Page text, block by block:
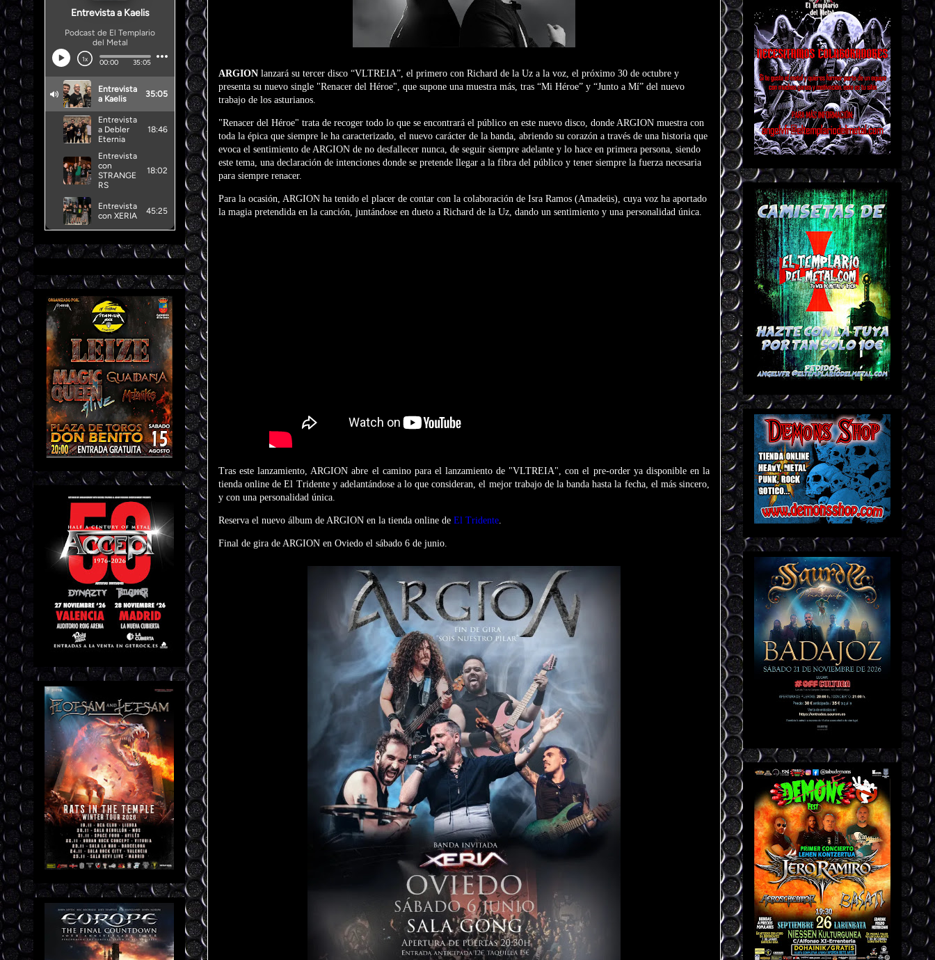
ARGION lanzará su tercer disco “VLTREIA”, el primero con Richard de la Uz a la voz, el próximo 30 de octubre y
presenta su nuevo single "Renacer del Héroe", que supone una muestra más, tras “Mi Héroe” y “Junto a Mí” del nuevo
trabajo de los asturianos.
"Renacer del Héroe" trata de recoger todo lo que se encontrará el público en este nuevo disco, donde ARGION muestra con
toda la épica que siempre le ha caracterizado, el nuevo carácter de la banda, abriendo su corazón a través de una historia que
evoca el sentimiento de ARGION de no desfallecer nunca, de seguir siempre adelante y lo hace en primera persona, siendo
este tema, una declaración de intenciones donde se pretende llegar a la fibra del público y tener siempre la fuerza necesaria
para siempre renacer.
Para la ocasión, ARGION ha tenido el placer de contar con la colaboración de Isra Ramos (Amadeüs), cuya voz ha aportado
la magia pretendida en la canción, juntándose en dueto a Richard de la Uz, dando un sentimiento y una personalidad única.
Tras este lanzamiento, ARGION abre el camino para el lanzamiento de "VLTREIA", con el pre-order ya disponible en la
tienda online de El Tridente y adelantándose a lo que consideran, el mejor trabajo de la banda hasta la fecha, el más sincero,
y con una personalidad única.
Reserva el nuevo álbum de ARGION en la tienda online de El Tridente.
Final de gira de ARGION en Oviedo el sábado 6 de junio.